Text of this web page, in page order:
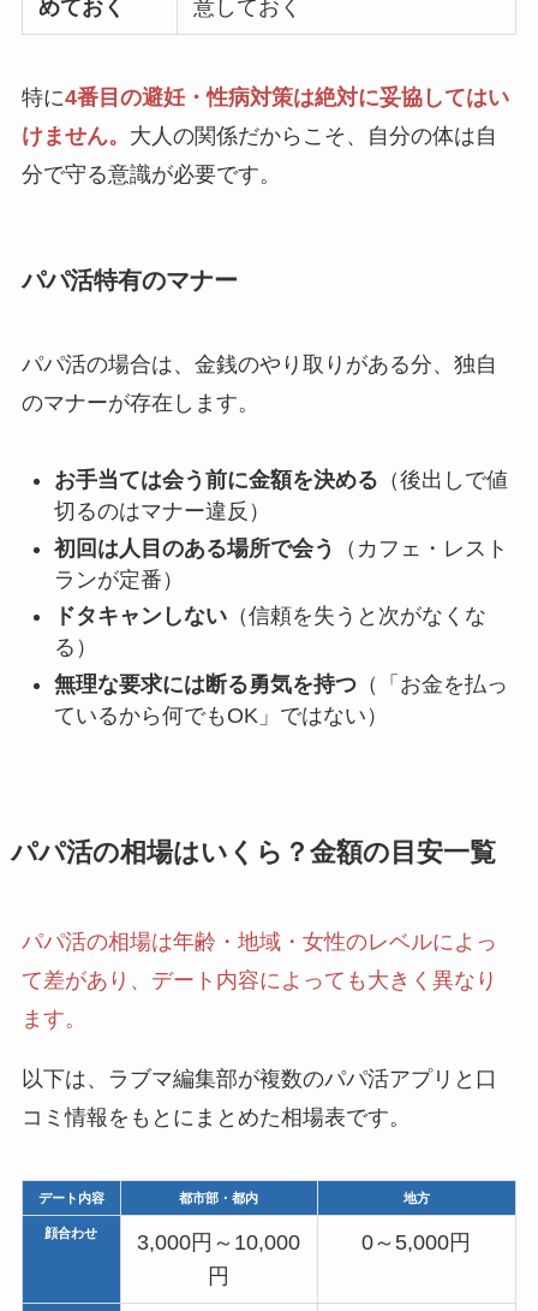
めておく 意しておく
特に4番目の避妊・性病対策は絶対に妥協してはい
けません。 大人の関係だからこそ、自分の体は自
分で守る意識が必要です。
パパ活特有のマナー
パパ活の場合は、金銭のやり取りがある分、独自
のマナーが存在します。
お手当ては会う前に金額を決める （後出しで値
切るのはマナー違反）
初回は人目のある場所で会う
（カフェ・レスト
ランが定番）
ドタキャンしない（信頼を失うと次がなくな
る）
無理な要求には断る勇気を持つ（「お金を払っ
ているから何でもOK」ではない）
パパ活の相場はいくら？金額の目安一覧
パパ活の相場は年齢・地域・女性のレベルによっ
て差があり、デート内容によっても大きく異なり
ます。
以下は、ラブマ編集部が複数のパパ活アプリと口
コミ情報をもとにまとめた相場表です。
デート内容 都市部・都内 地方
顔合わせ
3,000円～10,000
円
0～5,000円